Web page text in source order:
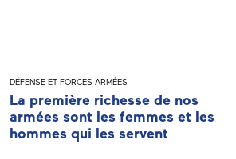
DÉFENSE ET FORCES ARMÉES
La première richesse de nos
armées sont les femmes et les
hommes qui les servent